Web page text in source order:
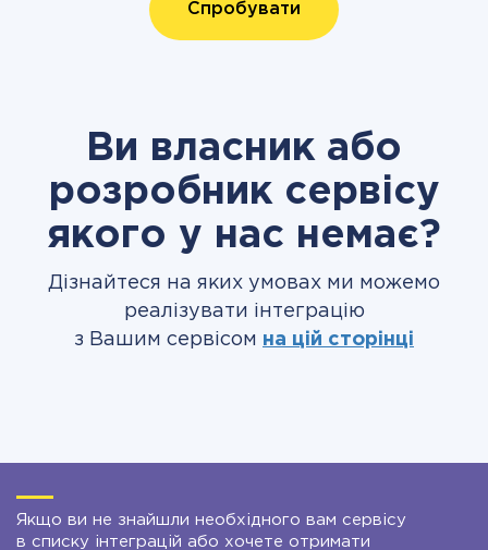
Спробувати
Ви власник або
розробник сервісу
якого у нас немає?
Дізнайтеся на яких умовах ми можемо
реалізувати інтеграцію
з Вашим сервісом на цій сторінці
Якщо ви не знайшли необхідного вам сервісу
в списку інтеграцій або хочете отримати